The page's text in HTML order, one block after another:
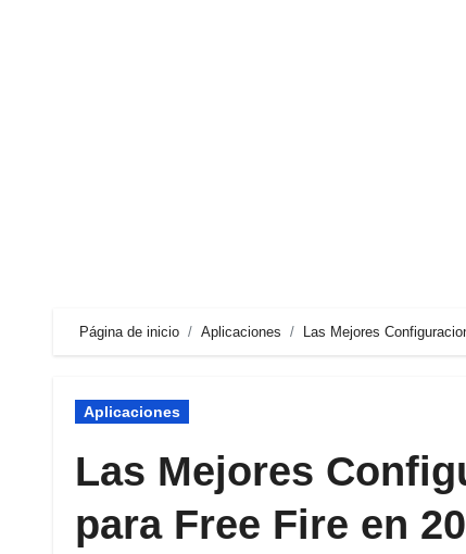
Página de inicio Aplicaciones Las Mejores
Aplicaciones
Las Mejores
para Free Fire en